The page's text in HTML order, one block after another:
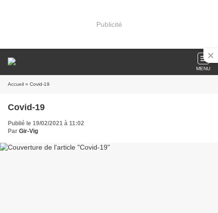
Publicité
MENU
Accueil » Covid-19
Covid-19
Publié le 19/02/2021 à 11:02
Par Gir-Vig